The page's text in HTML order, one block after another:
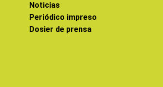
Noticias
Periódico impreso
Dosier de prensa